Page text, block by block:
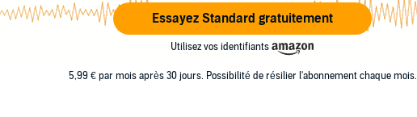
Essayez Standard gratuitement
Utilisez vos identifiants
5,99 € par mois après 30 jours. Possibilité de résilier l'abonnement chaque mois.